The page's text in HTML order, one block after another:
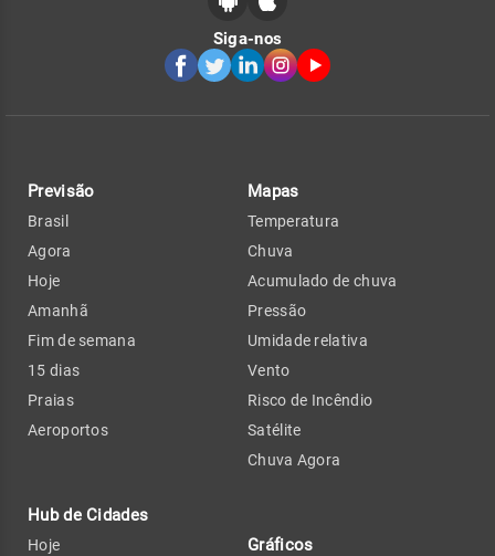
Siga-nos
Previsão
Brasil
Agora
Hoje
Amanhã
Fim de semana
15 dias
Praias
Aeroportos
Hub de Cidades
Hoje
Mapas
Temperatura
Chuva
Acumulado de chuva
Pressão
Umidade relativa
Vento
Risco de Incêndio
Satélite
Chuva Agora
Gráficos